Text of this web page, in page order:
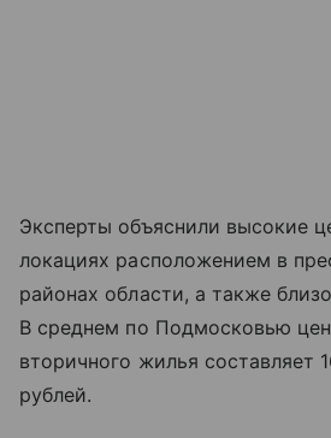
Эксперты объяснили высокие
локациях расположением в
районах области, а также
В среднем по Подмосковью
вторичного жилья составляет
рублей.